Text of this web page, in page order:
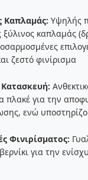
Καπλαμάς: Υψηλής
ξύλινος καπλαμάς
ζεστό φινίρισμα
πλακέ για την
ενώ
Φινιρίσματος:
για την